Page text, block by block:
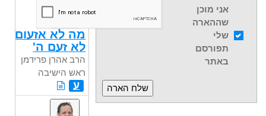
אני מוכן
שההארה
שלי
תפורסם
באתר
מה לא אזעום
לא זעם ה'
הרב אהרן פרידמן
ראש הישיבה
ע